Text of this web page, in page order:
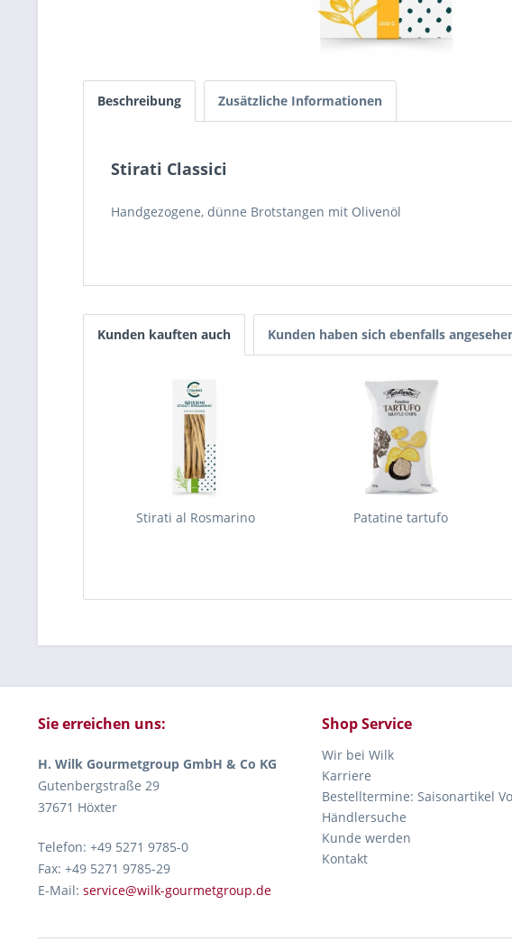
Beschreibung Zusätzliche Informationen
Stirati Classici
Handgezogene, dünne Brotstangen mit Olivenöl
Kunden kauften auch Kunden haben sich ebenfalls
Stirati al Rosmarino Patatine tartufo
Sie erreichen uns:
H. Wilk Gourmetgroup GmbH & Co KG
Gutenbergstraße 29
37671 Höxter
Telefon: +49 5271 9785-0
Fax: +49 5271 9785-29
E-Mail: service@wilk-gourmetgroup.de
Shop Service
Wir bei Wilk
Karriere
Bestelltermine: Saisonartikel
Händlersuche
Kunde werden
Kontakt